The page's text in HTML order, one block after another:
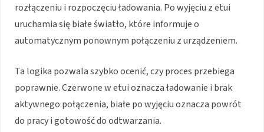
rozłączeniu i rozpoczęciu ładowania. Po wyjęciu z etui
uruchamia się białe światło, które informuje o
automatycznym ponownym połączeniu z urządzeniem.
Ta logika pozwala szybko ocenić, czy proces przebiega
poprawnie. Czerwone w etui oznacza ładowanie i brak
aktywnego połączenia, białe po wyjęciu oznacza powrót
do pracy i gotowość do odtwarzania.